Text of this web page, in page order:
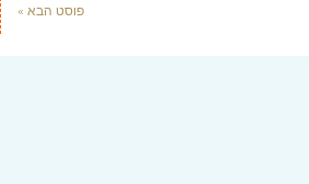
פוסט הבא »